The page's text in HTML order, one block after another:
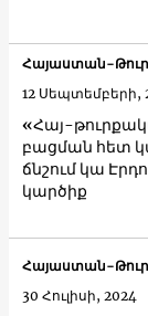
«Հայ-
բացման հետ
ճնշում կա
կարծիք
Հայաստան-
12 Սեպտեմբերի,
Հայաստան-
30 Հուլիսի, 2024